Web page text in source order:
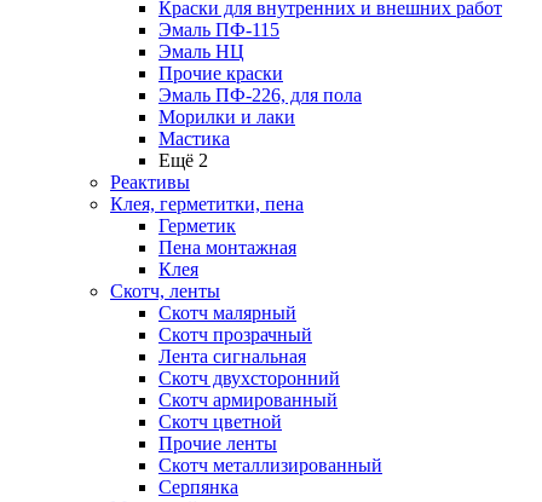
Краски для внутренних и внешних работ
Эмаль ПФ-115
Эмаль НЦ
Прочие краски
Эмаль ПФ-226, для пола
Морилки и лаки
Мастика
Ещё 2
Реактивы
Клея, герметитки, пена
Герметик
Пена монтажная
Клея
Скотч, ленты
Скотч малярный
Скотч прозрачный
Лента сигнальная
Скотч двухсторонний
Скотч армированный
Скотч цветной
Прочие ленты
Скотч металлизированный
Серпянка